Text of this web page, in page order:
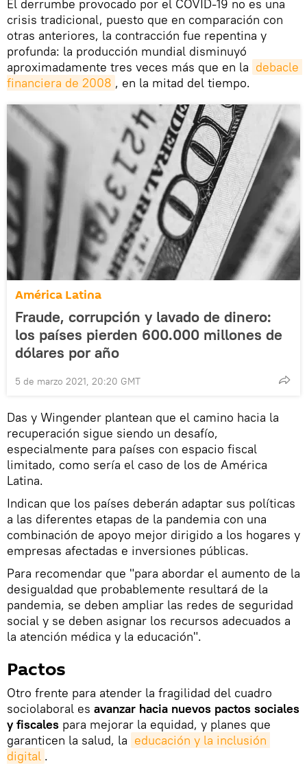
El derrumbe provocado por el COVID-19 no es una
crisis tradicional, puesto que en comparación con
otras anteriores, la contracción fue repentina y
profunda: la producción mundial disminuyó
aproximadamente tres veces más que en la debacle
financiera de 2008 , en la mitad del tiempo.
América Latina
Fraude, corrupción y lavado de dinero:
los países pierden 600.000 millones de
dólares por año
5 de marzo 2021, 20:20 GMT
Das y Wingender plantean que el camino hacia la
recuperación sigue siendo un desafío,
especialmente para países con espacio fiscal
limitado, como sería el caso de los de América
Latina.
Indican que los países deberán adaptar sus políticas
a las diferentes etapas de la pandemia con una
combinación de apoyo mejor dirigido a los hogares y
empresas afectadas e inversiones públicas.
Para recomendar que "para abordar el aumento de la
desigualdad que probablemente resultará de la
pandemia, se deben ampliar las redes de seguridad
social y se deben asignar los recursos adecuados a
la atención médica y la educación".
Pactos
Otro frente para atender la fragilidad del cuadro
sociolaboral es avanzar hacia nuevos pactos sociales
y fiscales para mejorar la equidad, y planes que
garanticen la salud, la educación y la inclusión
digital .